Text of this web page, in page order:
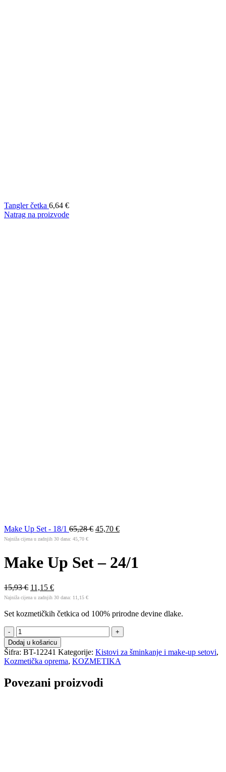
Tangler četka 6,64 €
Natrag na proizvode
Make Up Set - 18/1 65,28€ 45,70 €
Najniža cijena u zadnjih 30 dana: 45,70 €
Make Up Set – 24/1
15,93€ 11,15 €
Najniža cijena u zadnjih 30 dana: 11,15 €
Set kozmetičkih četkica od 100% prirodne devine dlake.
Make
Up
Set
-
24/1
Dodaj u košaricu
Šifra: BT-12241 Kategorije: Kistovi za šminkanje i make-up setovi,
Kozmetička oprema, KOZMETIKA
Povezani proizvodi